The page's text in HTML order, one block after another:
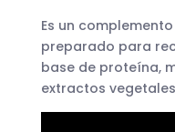
Es un
preparado para
base de proteína,
extractos